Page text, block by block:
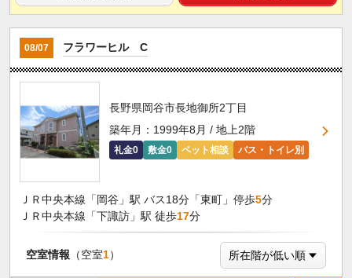
08/07 フラワーヒル C
長野県岡谷市長地御所2丁目
築年月：1999年8月 / 地上2階
礼金0 敷金0 ペット相談 バス・トイレ別
ＪＲ中央本線「岡谷」駅 バス18分「東町」停歩5分
ＪＲ中央本線「下諏訪」駅 徒歩17分
空室情報 （空室1）